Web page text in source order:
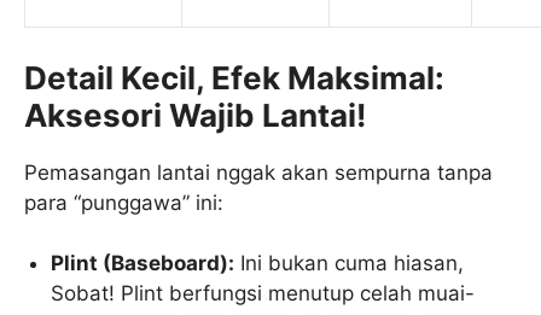
Detail Kecil, Efek Maksimal:
Aksesori Wajib Lantai!
Pemasangan lantai nggak akan sempurna tanpa
para “punggawa” ini:
Plint (Baseboard): Ini bukan cuma hiasan,
Sobat! Plint berfungsi menutup celah muai-